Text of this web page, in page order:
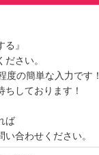
る』
さい。
度の簡単な入力です！
しております！
ば
合わせください。